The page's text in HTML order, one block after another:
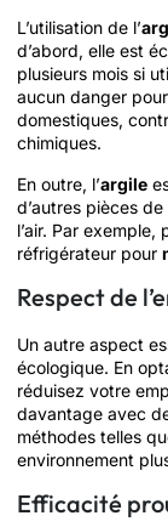
L’utilisation de l’
d’abord, elle est
plusieurs mois si
aucun danger
domestiques,
chimiques.
En outre, l’argile
d’autres pièces
l’air. Par exemple,
réfrigérateur pour
Respect de
Un autre aspect
écologique. En
réduisez votre
davantage avec
méthodes telles
environnement
Efficacité